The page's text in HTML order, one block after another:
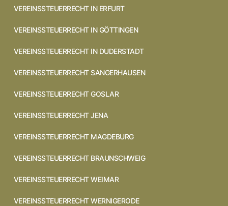
VEREINSSTEUERRECHT IN ERFURT
VEREINSSTEUERRECHT IN GÖTTINGEN
VEREINSSTEUERRECHT IN DUDERSTADT
VEREINSSTEUERRECHT SANGERHAUSEN
VEREINSSTEUERRECHT GOSLAR
VEREINSSTEUERRECHT JENA
VEREINSSTEUERRECHT MAGDEBURG
VEREINSSTEUERRECHT BRAUNSCHWEIG
VEREINSSTEUERRECHT WEIMAR
VEREINSSTEUERRECHT WERNIGERODE